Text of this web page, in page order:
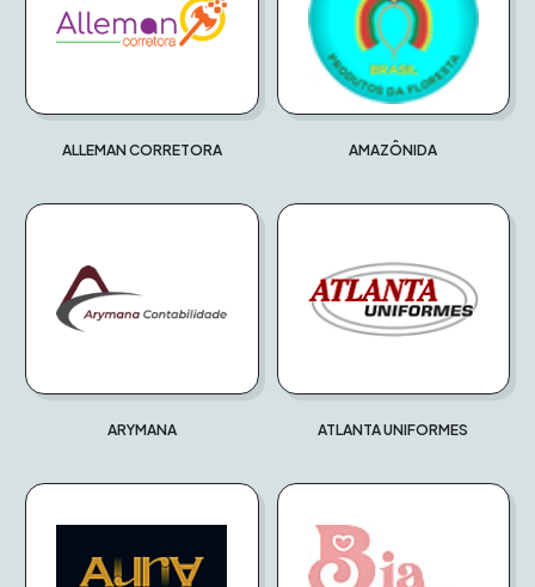
ALLEMAN CORRETORA AMAZÔNIDA
ARYMANA ATLANTA UNIFORMES